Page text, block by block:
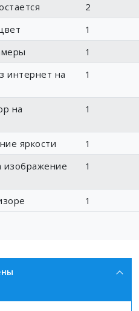
2
1
1
интернет на
1
на
1
яркости
1
изображение
1
1